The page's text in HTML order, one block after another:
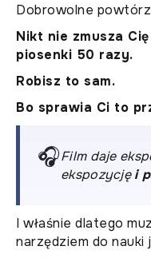
Dobrowolne
Nikt nie zmusza
piosenki 50 razy.
Robisz to sam.
Bo sprawia Ci to
🎧Film daje
ekspozycjęi
I właśnie dlatego
narzędziem do nauki